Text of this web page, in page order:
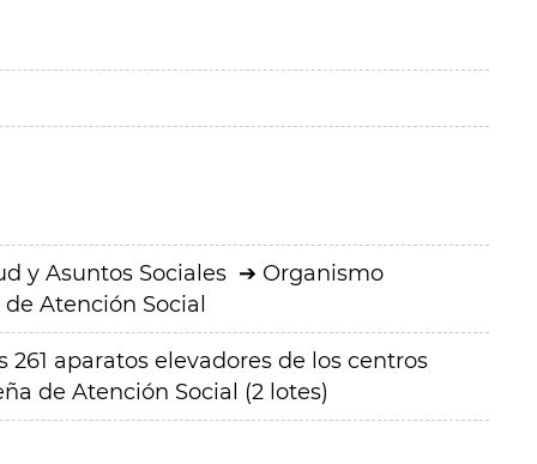
y Asuntos Sociales
Organismo
Atención Social
aparatos elevadores de los centros
de Atención Social (2 lotes)